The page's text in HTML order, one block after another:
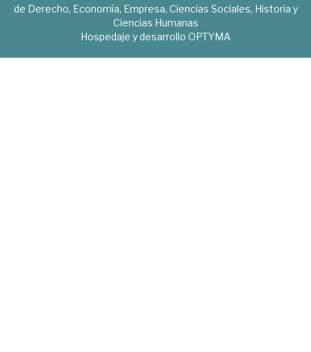
de Derecho, Economía, Empresa, Ciencias Sociales, Historia y
Ciencias Humanas
Hospedaje y desarrollo OPTYMA